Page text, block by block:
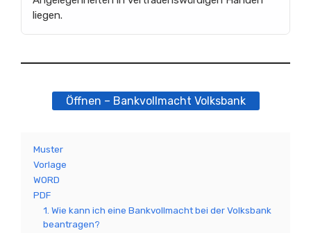
liegen.
Öffnen – Bankvollmacht Volksbank
Muster
Vorlage
WORD
PDF
1. Wie kann ich eine Bankvollmacht bei der Volksbank
beantragen?